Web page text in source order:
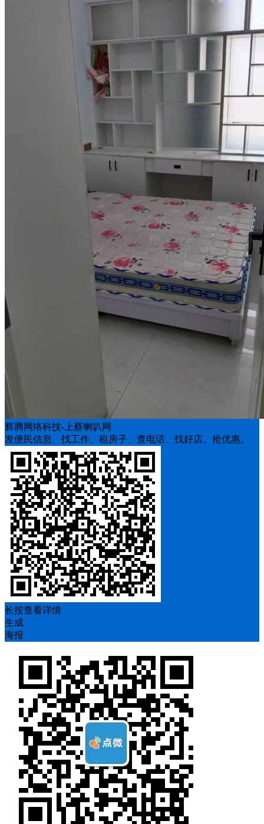
辉腾网络科技-上蔡喇叭网
发便民信息、找工作、租房子、查电话、找好店、抢优惠。
长按查看详情
生成
海报